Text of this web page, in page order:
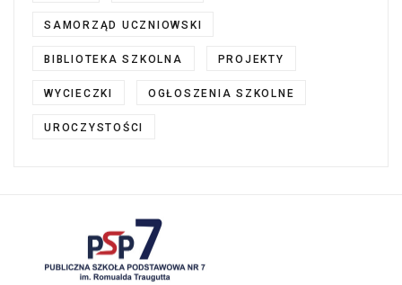
SAMORZĄD UCZNIOWSKI
BIBLIOTEKA SZKOLNA PROJEKTY
WYCIECZKI OGŁOSZENIA SZKOLNE
UROCZYSTOŚCI